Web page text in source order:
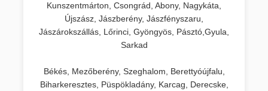
Kunszentmárton, Csongrád, Abony, Nagykáta,
Újszász, Jászberény, Jászfényszaru,
Jászárokszállás, Lőrinci, Gyöngyös, Pásztó,Gyula,
Sarkad
Békés, Mezőberény, Szeghalom, Berettyóújfalu,
Biharkeresztes, Püspökladány, Karcag, Derecske,